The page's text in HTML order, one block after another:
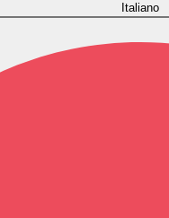
Italiano